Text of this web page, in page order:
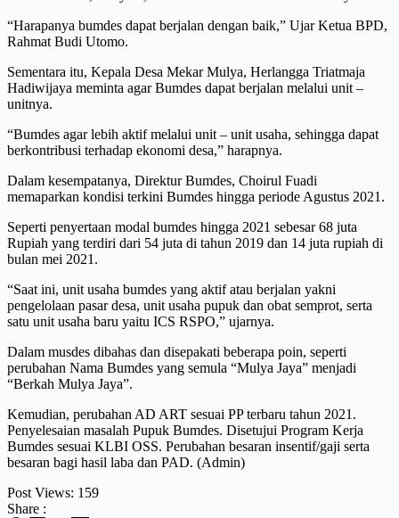
“Harapanya bumdes dapat berjalan dengan baik,” Ujar Ketua BPD,
Rahmat Budi Utomo.
Sementara itu, Kepala Desa Mekar Mulya, Herlangga Triatmaja
Hadiwijaya meminta agar Bumdes dapat berjalan melalui unit –
unitnya.
“Bumdes agar lebih aktif melalui unit – unit usaha, sehingga dapat
berkontribusi terhadap ekonomi desa,” harapnya.
Dalam kesempatanya, Direktur Bumdes, Choirul Fuadi
memaparkan kondisi terkini Bumdes hingga periode Agustus 2021.
Seperti penyertaan modal bumdes hingga 2021 sebesar 68 juta
Rupiah yang terdiri dari 54 juta di tahun 2019 dan 14 juta rupiah di
bulan mei 2021.
“Saat ini, unit usaha bumdes yang aktif atau berjalan yakni
pengelolaan pasar desa, unit usaha pupuk dan obat semprot, serta
satu unit usaha baru yaitu ICS RSPO,” ujarnya.
Dalam musdes dibahas dan disepakati beberapa poin, seperti
perubahan Nama Bumdes yang semula “Mulya Jaya” menjadi
“Berkah Mulya Jaya”.
Kemudian, perubahan AD ART sesuai PP terbaru tahun 2021.
Penyelesaian masalah Pupuk Bumdes. Disetujui Program Kerja
Bumdes sesuai KLBI OSS. Perubahan besaran insentif/gaji serta
besaran bagi hasil laba dan PAD. (Admin)
Post Views: 159
Share :